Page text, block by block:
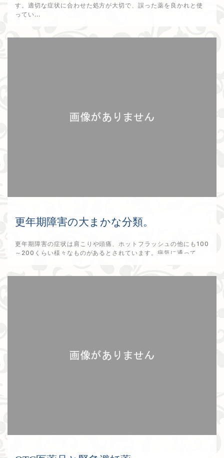
す。適切な症状に合わせた処方が大切で、誤った薬を良かれと使
ってい...
更年期障害の大まかな分類。
更年期障害の症状は肩こりや頭痛、ホットフラッシュの他にも100
～200くらい様々なものがあるとされています。病気に通って...